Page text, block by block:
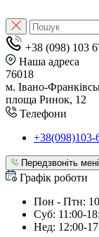
+38 (098) 103
Наша адреса
76018
м. Івано-
площа Ринок, 12
Телефони
+38(098)103-
Передзвоніть мені
Графік роботи
Пон - Птн:
Суб: 11:00-
Нед: 12:00-